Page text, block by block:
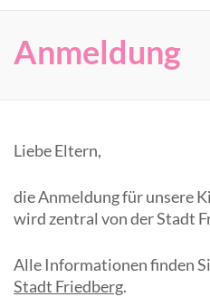
Anmeldung
Liebe Eltern,
die Anmeldung für unsere
wird zentral von der Stadt
Alle Informationen finden
Stadt Friedberg.